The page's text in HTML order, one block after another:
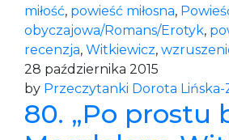
miłość, powieść miłosna,
obyczajowa/Romans/Erotyk,
recenzja, Witkiewicz,
28 października 2015
by Przeczytanki Dorota Lińska-
80. „Po prostu